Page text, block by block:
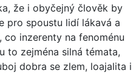
že i obyčejný člověk by
pro spoustu lidí lákavá a
co inzerenty na fenoménu
to zejména silná témata,
dobra se zlem, loajalita i